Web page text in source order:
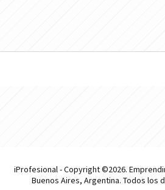
iProfesional - Copyright ©2026.
Buenos Aires, Argentina. Todos los